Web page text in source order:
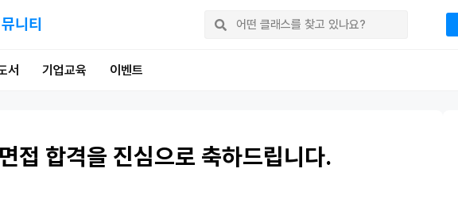
니티
서 기업교육 이벤트
접 합격을 진심으로 축하드립니다.